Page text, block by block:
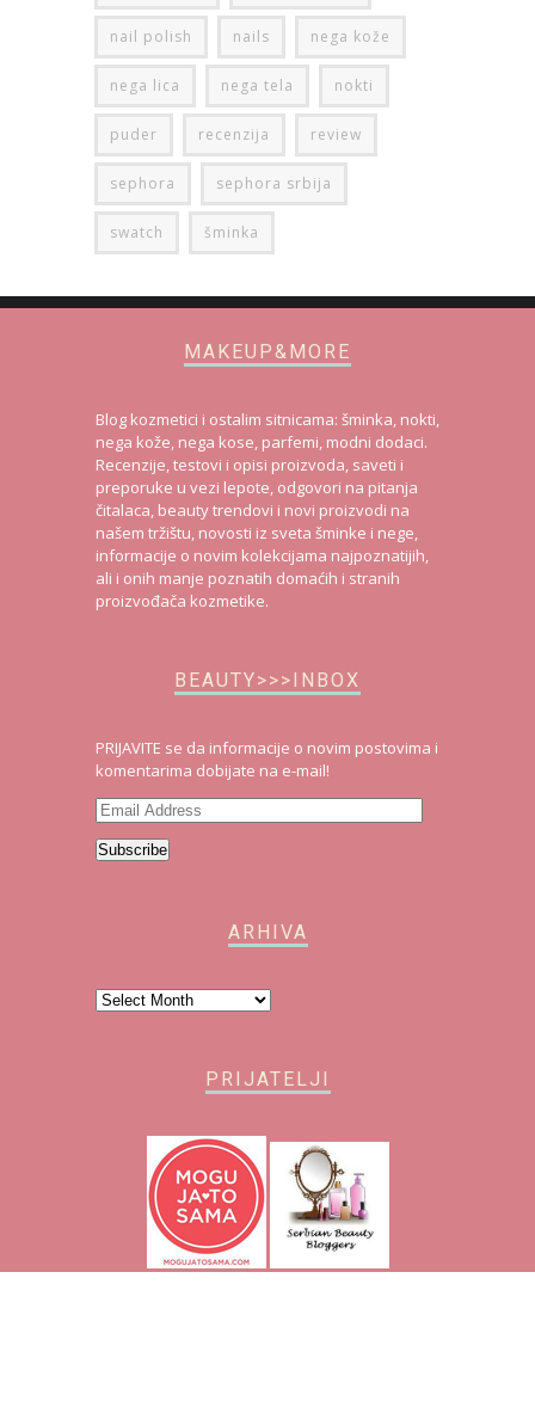
nail polish nails nega kože
nega lica nega tela nokti
puder recenzija review
sephora sephora srbija
swatch šminka
MAKEUP&MORE
Blog kozmetici i ostalim sitnicama: šminka, nokti,
nega kože, nega kose, parfemi, modni dodaci.
Recenzije, testovi i opisi proizvoda, saveti i
preporuke u vezi lepote, odgovori na pitanja
čitalaca, beauty trendovi i novi proizvodi na
našem tržištu, novosti iz sveta šminke i nege,
informacije o novim kolekcijama najpoznatijih,
ali i onih manje poznatih domaćih i stranih
proizvođača kozmetike.
BEAUTY>>>INBOX
PRIJAVITE se da informacije o novim postovima i
komentarima dobijate na e-mail!
Email
Subscribe
ARHIVA
Arhiva
PRIJATELJI